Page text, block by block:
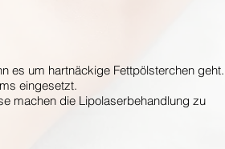
es um hartnäckige Fettpölsterchen geht.
eingesetzt.
machen die Lipolaserbehandlung zu